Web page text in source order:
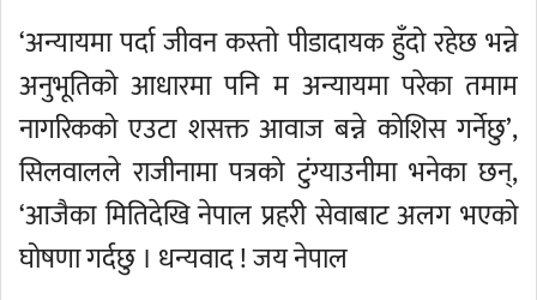
‘अन्यायमा पर्दा जीवन कस्तो पीडादायक हुँदो रहेछ भन्ने
अनुभूतिको आधारमा पनि म अन्यायमा परेका तमाम
नागरिकको एउटा शसक्त आवाज बन्ने कोशिस गर्नेछु’,
सिलवालले राजीनामा पत्रको टुंग्याउनीमा भनेका छन्,
‘आजैका मितिदेखि नेपाल प्रहरी सेवाबाट अलग भएको
घोषणा गर्दछु । धन्यवाद ! जय नेपाल